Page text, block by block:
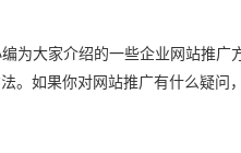
为大家介绍的一些企业网站推
。如果你对网站推广有什么疑问